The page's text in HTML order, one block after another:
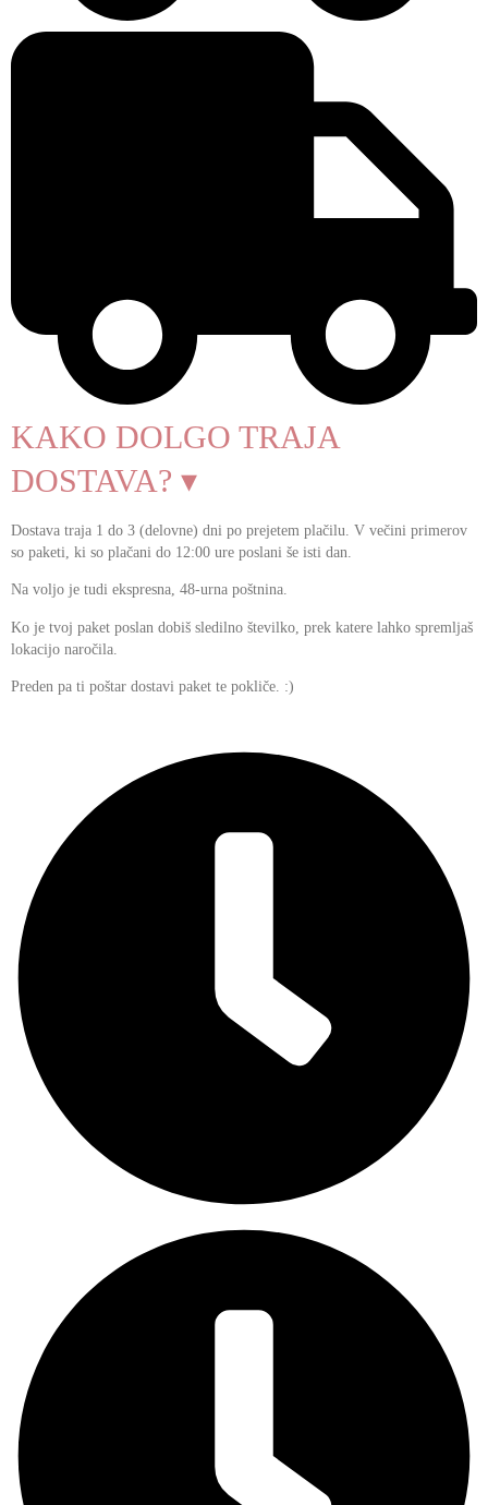
KAKO DOLGO TRAJA
DOSTAVA? ▾
Dostava traja 1 do 3 (delovne) dni po prejetem plačilu. V večini primerov
so paketi, ki so plačani do 12:00 ure poslani še isti dan.
Na voljo je tudi ekspresna, 48-urna poštnina.
Ko je tvoj paket poslan dobiš sledilno številko, prek katere lahko spremljaš
lokacijo naročila.
Preden pa ti poštar dostavi paket te pokliče. :)